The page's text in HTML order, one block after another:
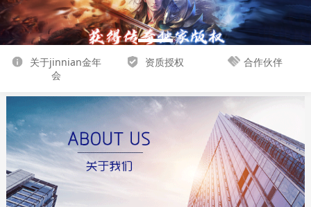
2
关于jinnian金年
会
资质授权 合作伙伴